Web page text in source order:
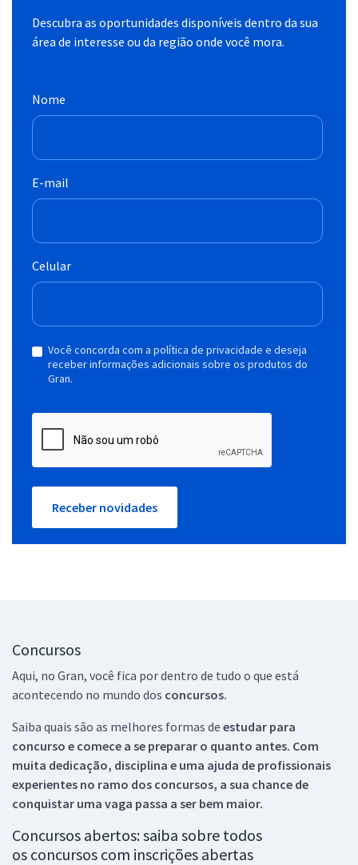
Descubra as oportunidades disponíveis dentro da sua
área de interesse ou da região onde você mora.
Nome
E-mail
Celular
Você concorda com a política de privacidade e deseja
receber informações adicionais sobre os produtos do
Gran.
Receber novidades
Concursos
Aqui, no Gran, você fica por dentro de tudo o que está
acontecendo no mundo dos concursos.
Saiba quais são as melhores formas de estudar para
concurso e comece a se preparar o quanto antes. Com
muita dedicação, disciplina e uma ajuda de profissionais
experientes no ramo dos concursos, a sua chance de
conquistar uma vaga passa a ser bem maior.
Concursos abertos: saiba sobre todos
os concursos com inscrições abertas